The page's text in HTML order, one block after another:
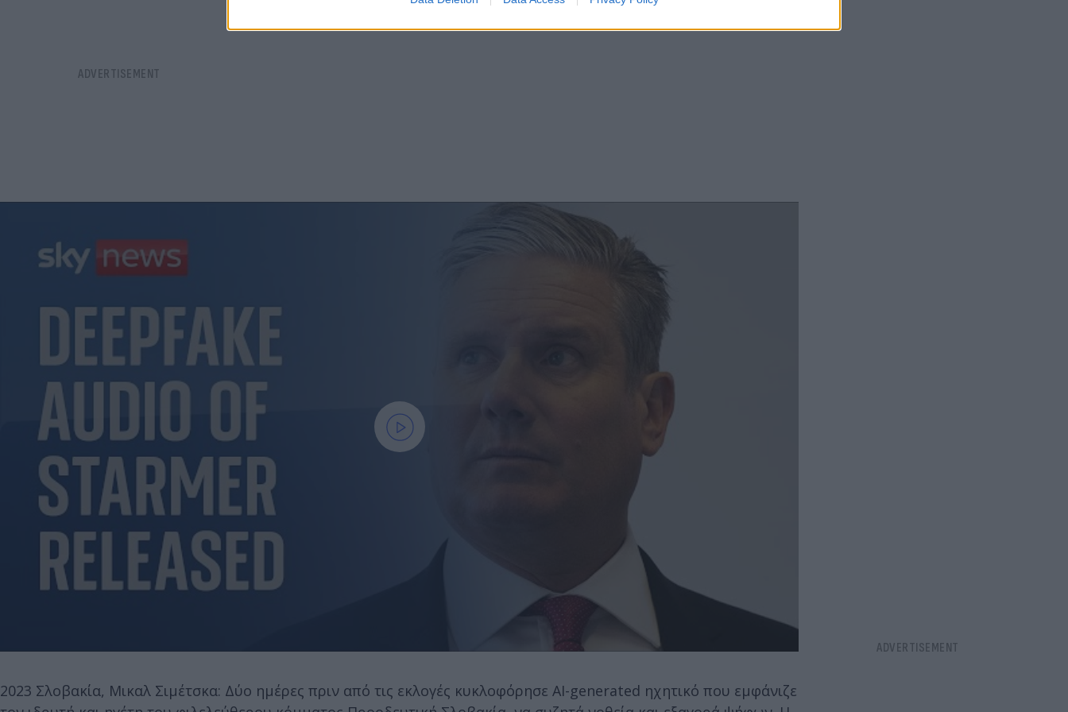
2023 Σλοβακία, Μικαλ Σιμέτσκα: Δύο ημέρες πριν από τις εκλογές κυκλοφόρησε AI-generated ηχητικό που εμφάνιζε